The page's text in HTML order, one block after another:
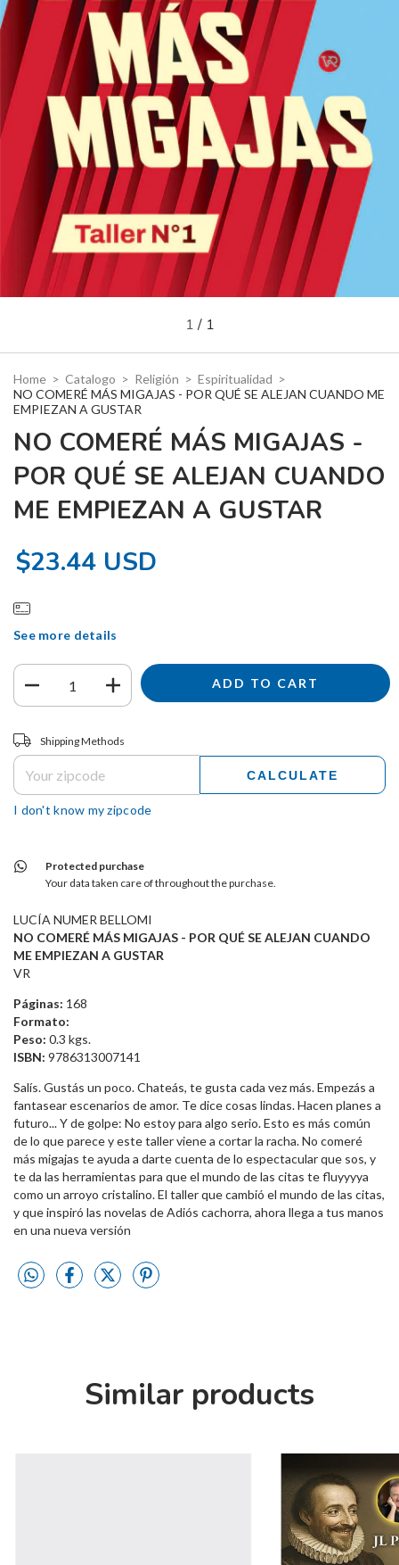
1 / 1
Home > Catalogo > Religión > Espiritualidad >
NO COMERÉ MÁS MIGAJAS - POR QUÉ SE ALEJAN CUANDO ME
EMPIEZAN A GUSTAR
NO COMERÉ MÁS MIGAJAS -
POR QUÉ SE ALEJAN CUANDO
ME EMPIEZAN A GUSTAR
$23.44 USD
See more details
Shipping for zipcode:
Shipping Methods
CALCULATE
I don't know my zipcode
Protected purchase
Your data taken care of throughout the purchase.
LUCÍA NUMER BELLOMI
NO COMERÉ MÁS MIGAJAS - POR QUÉ SE ALEJAN CUANDO
ME EMPIEZAN A GUSTAR
VR
Páginas: 168
Formato:
Peso: 0.3 kgs.
ISBN: 9786313007141
Salís. Gustás un poco. Chateás, te gusta cada vez más. Empezás a
fantasear escenarios de amor. Te dice cosas lindas. Hacen planes a
futuro... Y de golpe: No estoy para algo serio. Esto es más común
de lo que parece y este taller viene a cortar la racha. No comeré
más migajas te ayuda a darte cuenta de lo espectacular que sos, y
te da las herramientas para que el mundo de las citas te fluyyyya
como un arroyo cristalino. El taller que cambió el mundo de las citas,
y que inspiró las novelas de Adiós cachorra, ahora llega a tus manos
en una nueva versión
Similar products